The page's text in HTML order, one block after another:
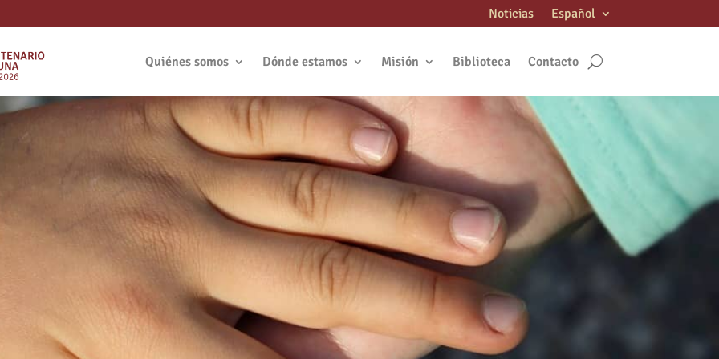
Noticias Español
Quiénes somos Dónde estamos Misión Biblioteca Contacto